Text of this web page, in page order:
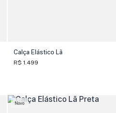
Calça Elástico Lã
R$ 1.499
Novo